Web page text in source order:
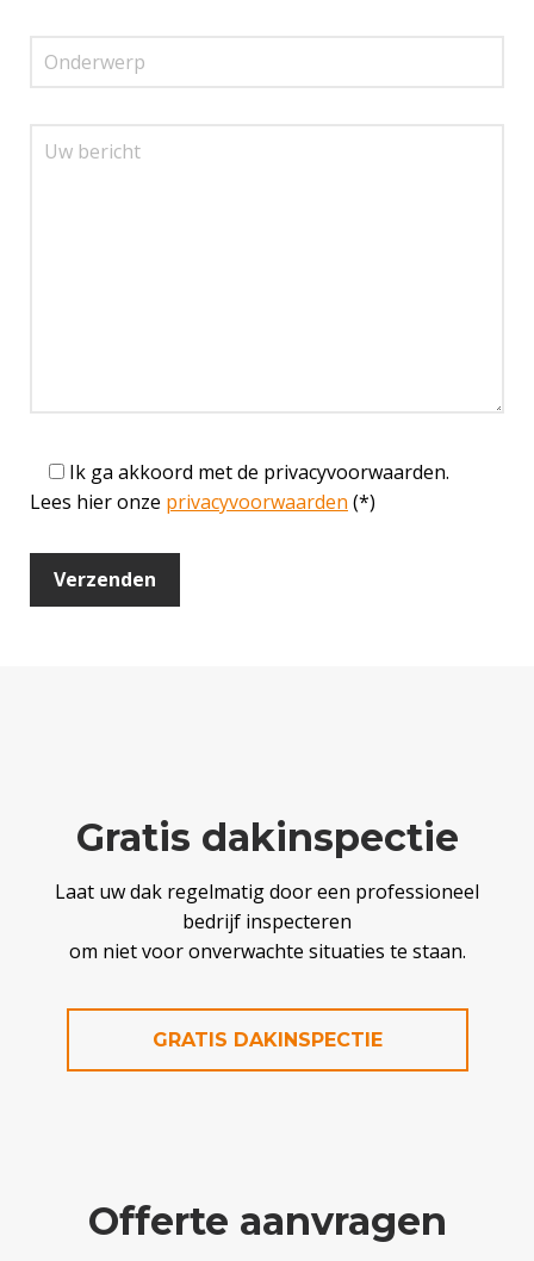
Ik ga akkoord met de privacyvoorwaarden.
Lees hier onze privacyvoorwaarden (*)
Gratis dakinspectie
Laat uw dak regelmatig door een professioneel
bedrijf inspecteren
om niet voor onverwachte situaties te staan.
GRATIS DAKINSPECTIE
Offerte aanvragen